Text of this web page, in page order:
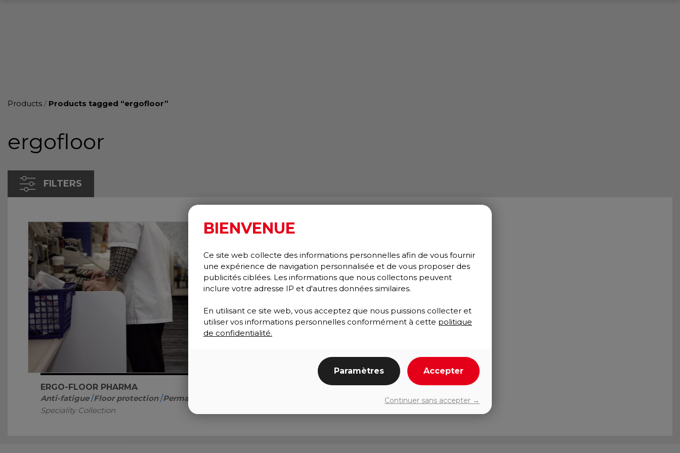
Products / Products tagged “ergofloor”
ergofloor
FILTERS
ERGO-FLOOR PHARMA
Anti-fatigue /Floor protection /Permanent installation
Speciality Collection
BIENVENUE
Ce site web collecte des informations personnelles afin de vous fournir
une expérience de navigation personnalisée et de vous proposer des
publicités ciblées. Les informations que nous collectons peuvent
inclure votre adresse IP et d'autres données similaires.
En utilisant ce site web, vous acceptez que nous puissions collecter et
utiliser vos informations personnelles conformément à cette politique
de confidentialité.
Paramètres Accepter
Continuer sans accepter →